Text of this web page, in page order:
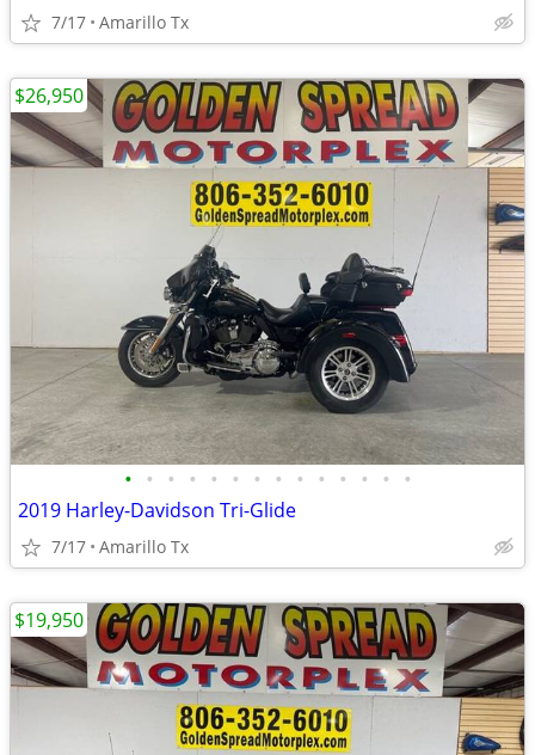
7/17 Amarillo Tx
• • • • • • • • • • • • • •
2019 Harley-Davidson Tri-Glide
7/17 Amarillo Tx
$26,950
$19,950